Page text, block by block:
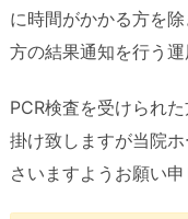
に時間がかかる方を
方の結果通知を行う運
PCR検査を受けられ
掛け致しますが当院
さいますようお願い申